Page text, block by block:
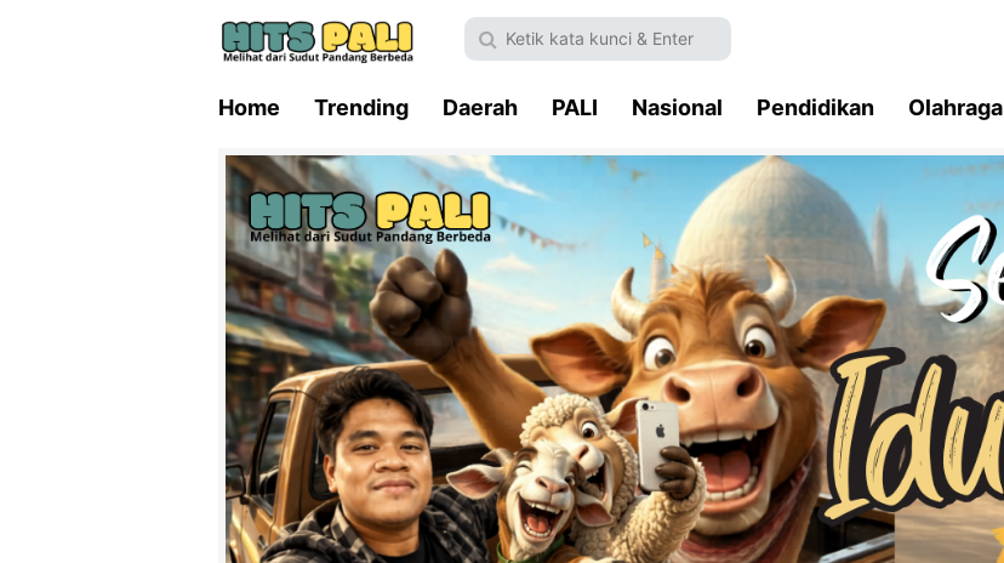
Home Trending Daerah PALI Nasional Pendidikan Olahraga